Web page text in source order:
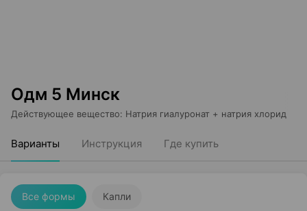
Одм 5 Минск
Действующее вещество: Натрия гиалуронат + натрия хлорид
Варианты Инструкция Где купить
Все формы Капли